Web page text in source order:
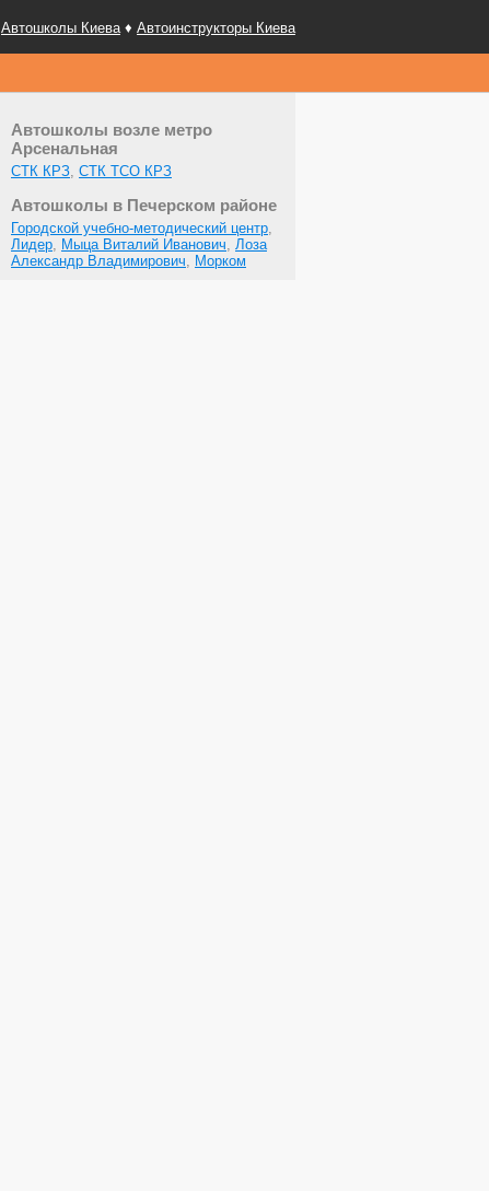
Автошколы Киева♦ Автоинструкторы Киева
Автошколы возле метро
Арсенальная
СТК КРЗ, СТК ТСО КРЗ
Автошколы в Печерском районе
Городской учебно-методический центр,
Лидер, Мыца Виталий Иванович, Лоза
Александр Владимирович, Морком